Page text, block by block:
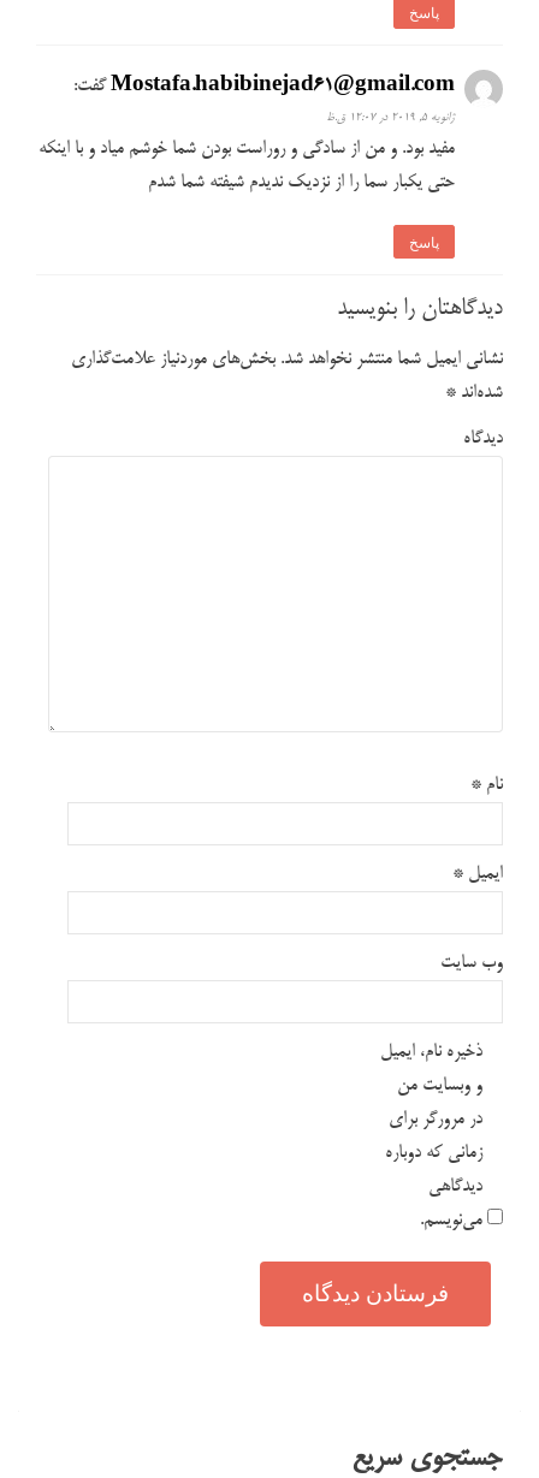
پاسخ
Mostafa.habibinejad61@gmail.com گفت:
ژانویه 5, 2019 در 12:07 ق.ظ
مفید بود. و من از سادگی و روراست بودن شما خوشم میاد و با اینکه
حتی یکبار سما را از نزدیک ندیدم شیفته شما شدم
پاسخ
دیدگاهتان را بنویسید
نشانی ایمیل شما منتشر نخواهد شد. بخش‌های موردنیاز علامت‌گذاری
شده‌اند *
دیدگاه
نام *
ایمیل *
وب‌ سایت
ذخیره نام، ایمیل
و وبسایت من
در مرورگر برای
زمانی که دوباره
دیدگاهی
می‌نویسم.
جستجوی سریع